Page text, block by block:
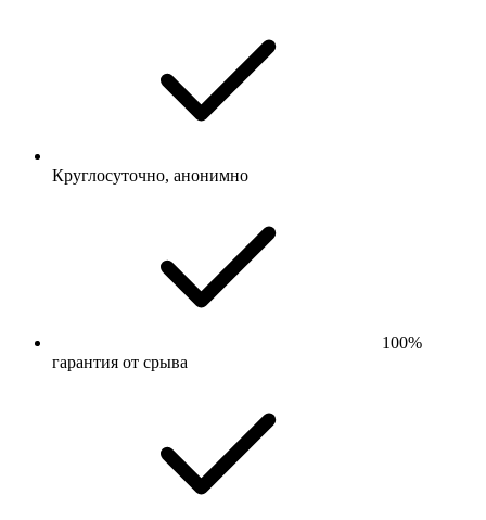
Круглосуточно, анонимно
100%
гарантия от срыва